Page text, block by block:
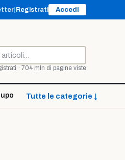
Registrati Accedi
· 704 mln di pagine viste
Tutte le categorie ↓